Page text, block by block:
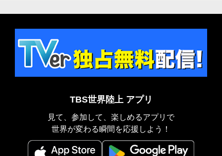
TBS世界陸上 アプリ
見て、参加して、楽しめるアプリで
世界が変わる瞬間を応援しよう！